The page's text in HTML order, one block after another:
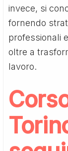
invece, si
fornendo
professionali
oltre a
lavoro.